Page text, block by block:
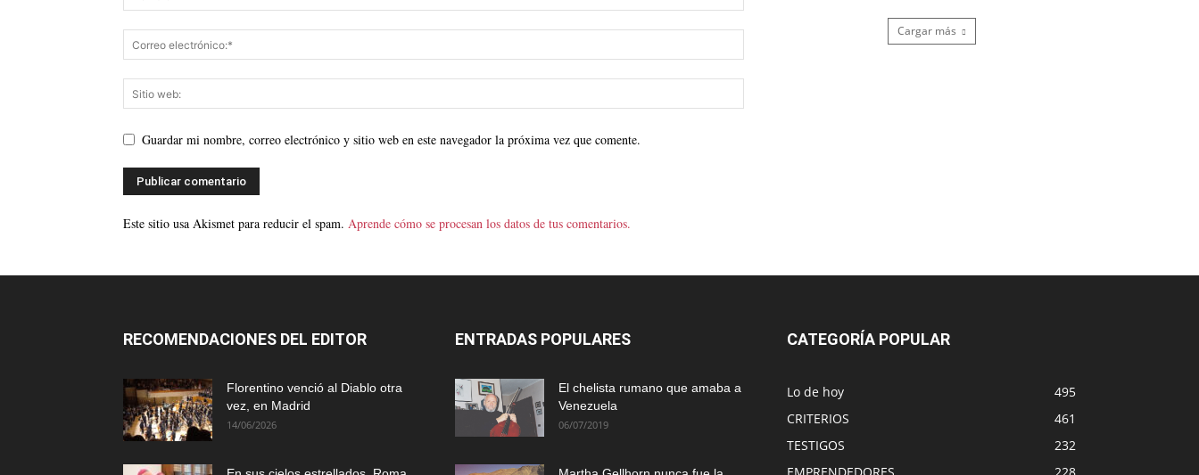
Guardar mi nombre, correo electrónico y sitio web en este navegador la próxima vez que comente.
Este sitio usa Akismet para reducir el spam. Aprende cómo se procesan los datos de tus comentarios.
Cargar más
RECOMENDACIONES DEL EDITOR
Florentino venció al Diablo otra
vez, en Madrid
14/06/2026
ENTRADAS POPULARES
El chelista rumano que amaba a
Venezuela
06/07/2019
CATEGORÍA POPULAR
Lo de hoy
495
CRITERIOS
461
TESTIGOS
232
EMPRENDEDORES
228